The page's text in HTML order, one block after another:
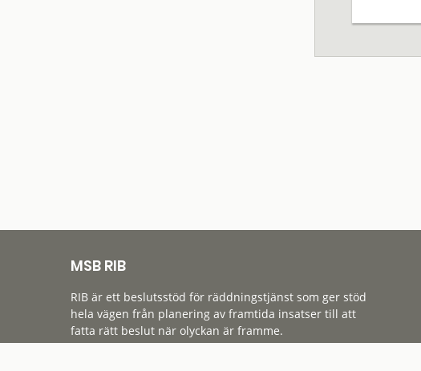
MSB RIB
RIB är ett beslutsstöd för räddningstjänst som ger stöd
hela vägen från planering av framtida insatser till att
fatta rätt beslut när olyckan är framme.